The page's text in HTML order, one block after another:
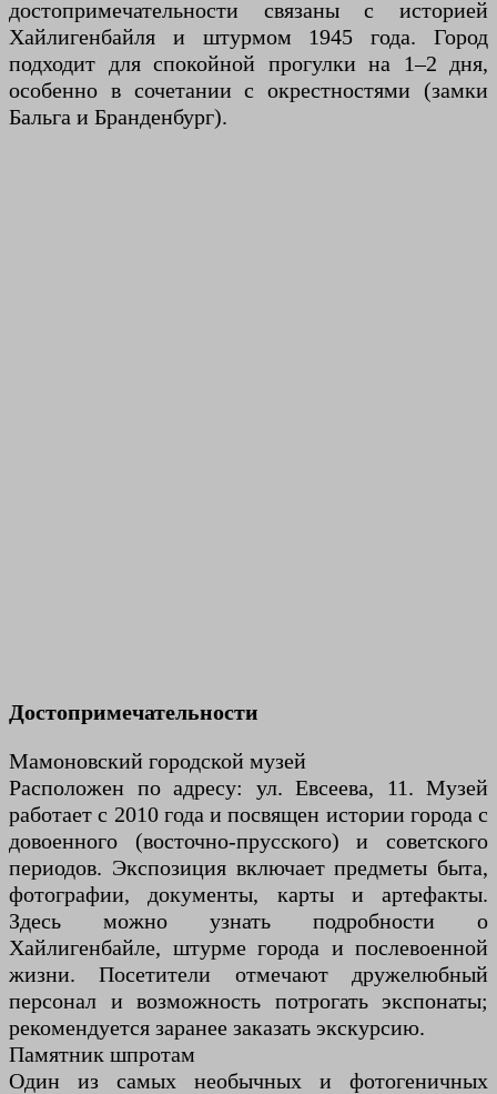
достопримечательности связаны с историей
Хайлигенбайля и штурмом 1945 года. Город
подходит для спокойной прогулки на 1–2 дня,
особенно в сочетании с окрестностями (замки
Бальга и Бранденбург).
Достопримечательности
Мамоновский городской музей
Расположен по адресу: ул. Евсеева, 11. Музей
работает с 2010 года и посвящен истории города с
довоенного (восточно-прусского) и советского
периодов. Экспозиция включает предметы быта,
фотографии, документы, карты и артефакты.
Здесь можно узнать подробности о
Хайлигенбайле, штурме города и послевоенной
жизни. Посетители отмечают дружелюбный
персонал и возможность потрогать экспонаты;
рекомендуется заранее заказать экскурсию.
Памятник шпротам
Один из самых необычных и фотогеничных